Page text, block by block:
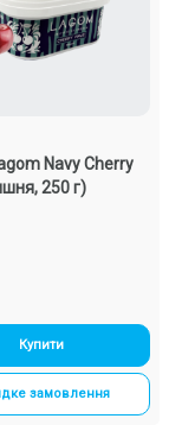
Navy Cherry
250 г)
Купити
замовлення